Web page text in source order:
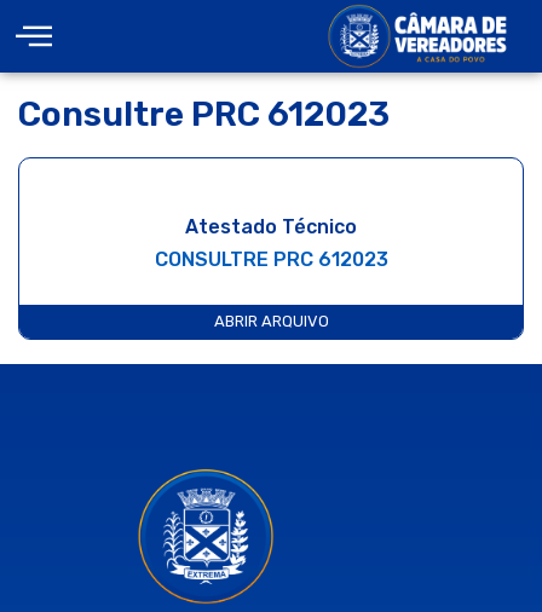
Consultre PRC 612023
Atestado Técnico
CONSULTRE PRC 612023
ABRIR ARQUIVO